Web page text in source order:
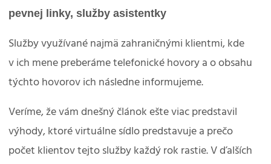
pevnej linky, služby asistentky
Služby využívané najmä zahraničnými klientmi, kde
v ich mene preberáme telefonické hovory a o obsahu
týchto hovorov ich následne informujeme.
Veríme, že vám dnešný článok ešte viac predstavil
výhody, ktoré virtuálne sídlo predstavuje a prečo
počet klientov tejto služby každý rok rastie. V ďalších